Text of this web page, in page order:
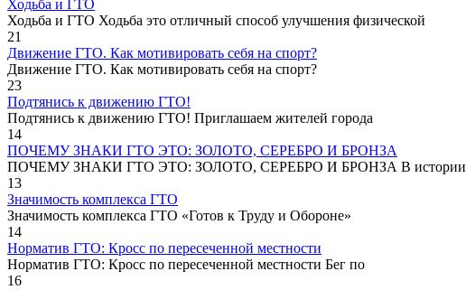
Ходьба и ГТО
Ходьба и ГТО Ходьба это отличный способ улучшения физической
21
Движение ГТО. Как мотивировать себя на спорт?️
Движение ГТО. Как мотивировать себя на спорт?
23
Подтянись к движению ГТО!
Подтянись к движению ГТО! Приглашаем жителей города
14
ПОЧЕМУ ЗНАКИ ГТО ЭТО: ЗОЛОТО, СЕРЕБРО И БРОНЗА
ПОЧЕМУ ЗНАКИ ГТО ЭТО: ЗОЛОТО, СЕРЕБРО И БРОНЗА В истории
13
Значимость комплекса ГТО
Значимость комплекса ГТО «Готов к Труду и Обороне»
14
Норматив ГТО: Кросс по пересеченной местности
Норматив ГТО: Кросс по пересеченной местности Бег по
16